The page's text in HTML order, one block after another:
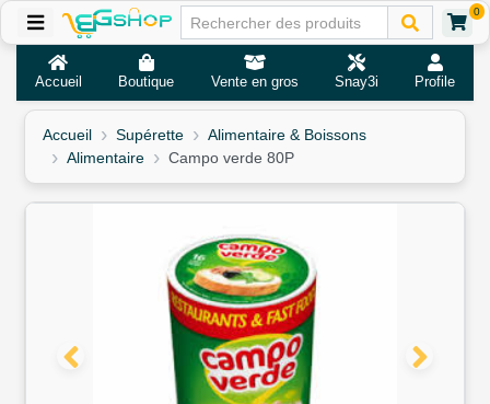
0
Accueil Boutique Vente en gros Snay3i Profile
Accueil Supérette
Alimentaire & Boissons
Alimentaire
Campo verde 80P